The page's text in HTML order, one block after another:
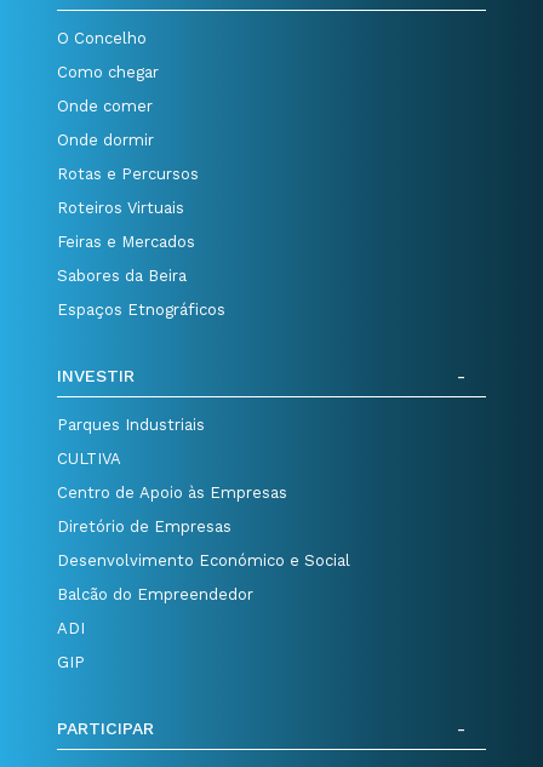
O Concelho
Como chegar
Onde comer
Onde dormir
Rotas e Percursos
Roteiros Virtuais
Feiras e Mercados
Sabores da Beira
Espaços Etnográficos
INVESTIR
Parques Industriais
CULTIVA
Centro de Apoio às Empresas
Diretório de Empresas
Desenvolvimento Económico e Social
Balcão do Empreendedor
ADI
GIP
PARTICIPAR